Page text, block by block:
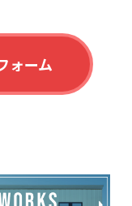
ォーム